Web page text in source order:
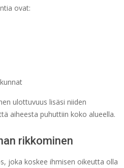
ovat:
ulottuvuus lisäsi niiden
aiheesta puhuttiin koko alueella.
rikkominen
joka koskee ihmisen oikeutta olla